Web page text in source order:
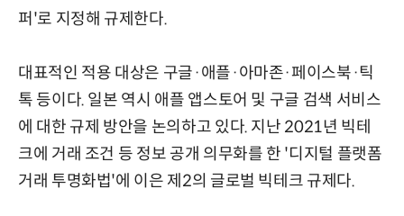
퍼'로 지정해 규제한다.
대표적인 적용 대상은 구글·애플·아마존·페이스북·틱
톡 등이다. 일본 역시 애플 앱스토어 및 구글 검색 서비스
에 대한 규제 방안을 논의하고 있다. 지난 2021년 빅테
크에 거래 조건 등 정보 공개 의무화를 한 '디지털 플랫폼
거래 투명화법'에 이은 제2의 글로벌 빅테크 규제다.